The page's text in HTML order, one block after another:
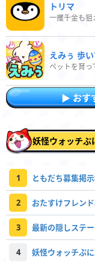
トリマ
一攫千金も狙
えみぅ 歩
おす
妖怪ウォッチぷ
1 ともだち募集掲示
2 おたすけフレン
3 最新の隠しステ
4 妖怪ウォッチぷ